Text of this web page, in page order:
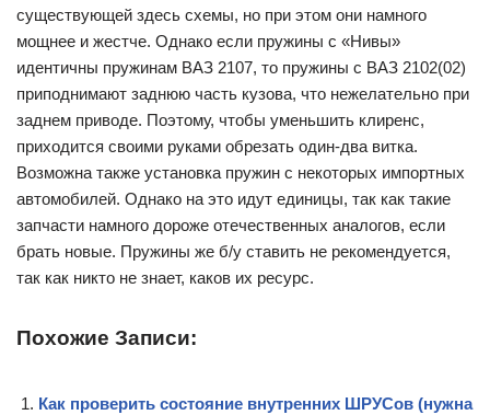
существующей здесь схемы, но при этом они намного
мощнее и жестче. Однако если пружины с «Нивы»
идентичны пружинам ВАЗ 2107, то пружины с ВАЗ 2102(02)
приподнимают заднюю часть кузова, что нежелательно при
заднем приводе. Поэтому, чтобы уменьшить клиренс,
приходится своими руками обрезать один-два витка.
Возможна также установка пружин с некоторых импортных
автомобилей. Однако на это идут единицы, так как такие
запчасти намного дороже отечественных аналогов, если
брать новые. Пружины же б/у ставить не рекомендуется,
так как никто не знает, каков их ресурс.
Похожие Записи:
Как проверить состояние внутренних ШРУСов (нужна